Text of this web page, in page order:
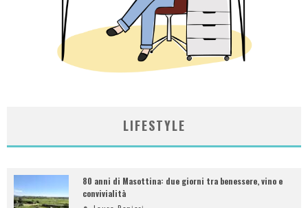
LIFESTYLE
80 anni di Masottina: due giorni tra benessere, vino e
convivialità